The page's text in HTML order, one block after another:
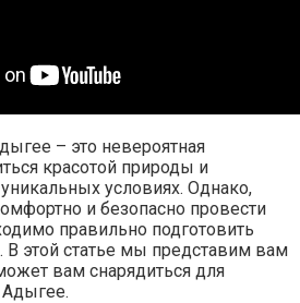
– это невероятная
красотой природы и
условиях. Однако,
и безопасно провести
правильно подготовить
этой статье мы представим вам
вам снарядиться для
Адыгее.